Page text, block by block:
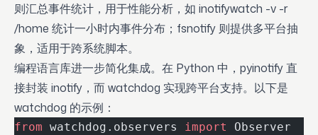
则汇总事件统计，用于性能分析，如 inotifywatch -v -r
/home 统计一小时内事件分布；fsnotify 则提供多平台抽
象，适用于跨系统脚本。
编程语言库进一步简化集成。在 Python 中，pyinotify 直
接封装 inotify，而 watchdog 实现跨平台支持。以下是
watchdog 的示例：
from watchdog.observers import
Observer